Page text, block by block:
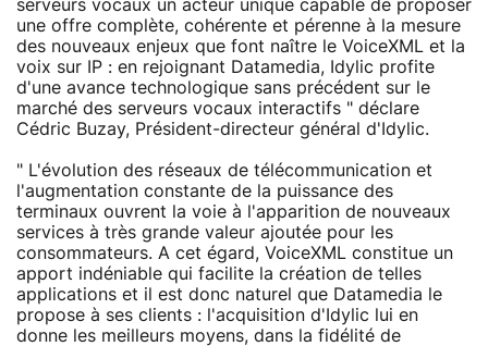
serveurs vocaux un acteur unique capable de proposer
une offre complète, cohérente et pérenne à la mesure
des nouveaux enjeux que font naître le VoiceXML et la
voix sur IP : en rejoignant Datamedia, Idylic profite
d'une avance technologique sans précédent sur le
marché des serveurs vocaux interactifs " déclare
Cédric Buzay, Président-directeur général d'Idylic.
" L'évolution des réseaux de télécommunication et
l'augmentation constante de la puissance des
terminaux ouvrent la voie à l'apparition de nouveaux
services à très grande valeur ajoutée pour les
consommateurs. A cet égard, VoiceXML constitue un
apport indéniable qui facilite la création de telles
applications et il est donc naturel que Datamedia le
propose à ses clients : l'acquisition d'Idylic lui en
donne les meilleurs moyens, dans la fidélité de